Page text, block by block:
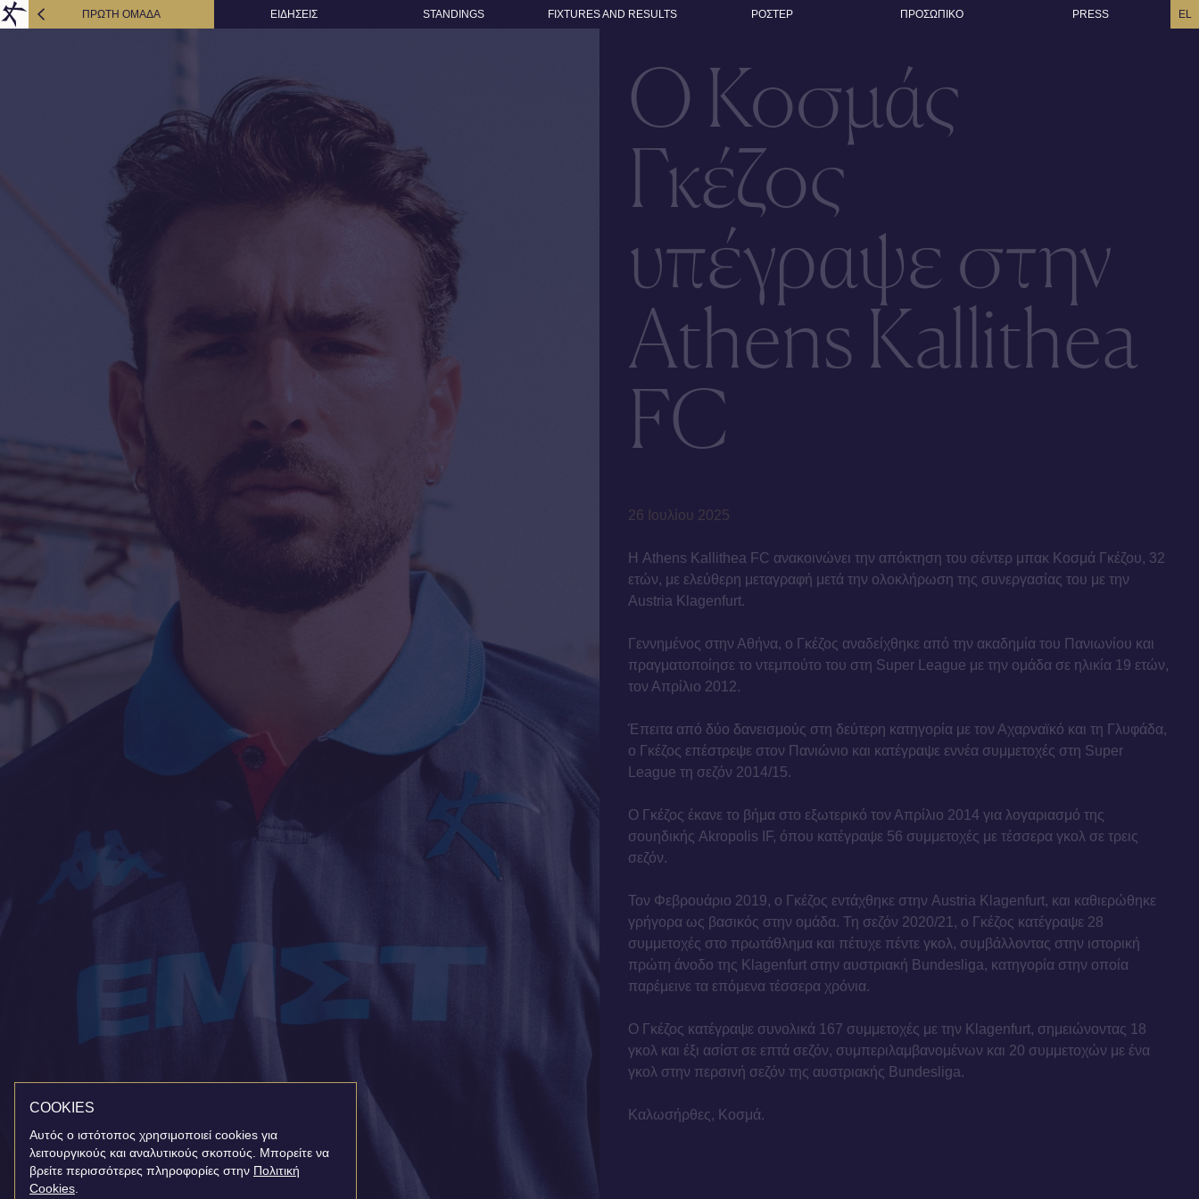
ΠΡΩΤΗ ΟΜΑΔΑ ΕΙΔΗΣΕΙΣ STANDINGS FIXTURES AND RESULTS ΡΟΣΤΕΡ ΠΡΟΣΩΠΙΚO PRESS EL
Ο Κοσμάς
Γκέζος
υπέγραψε στην
Athens Kallithea
FC
26 Ιουλίου 2025
Η Athens Kallithea FC ανακοινώνει την απόκτηση του σέντερ μπακ Κοσμά Γκέζου, 32
ετών, με ελεύθερη μεταγραφή μετά την ολοκλήρωση της συνεργασίας του με την
Austria Klagenfurt.
Γεννημένος στην Αθήνα, ο Γκέζος αναδείχθηκε από την ακαδημία του Πανιωνίου και
πραγματοποίησε το ντεμπούτο του στη Super League με την ομάδα σε ηλικία 19 ετών,
τον Απρίλιο 2012.
Έπειτα από δύο δανεισμούς στη δεύτερη κατηγορία με τον Αχαρναϊκό και τη Γλυφάδα,
ο Γκέζος επέστρεψε στον Πανιώνιο και κατέγραψε εννέα συμμετοχές στη Super
League τη σεζόν 2014/15.
Ο Γκέζος έκανε το βήμα στο εξωτερικό τον Απρίλιο 2014 για λογαριασμό της
σουηδικής Akropolis IF, όπου κατέγραψε 56 συμμετοχές με τέσσερα γκολ σε τρεις
σεζόν.
Τον Φεβρουάριο 2019, ο Γκέζος εντάχθηκε στην Austria Klagenfurt, και καθιερώθηκε
γρήγορα ως βασικός στην ομάδα. Τη σεζόν 2020/21, ο Γκέζος κατέγραψε 28
συμμετοχές στο πρωτάθλημα και πέτυχε πέντε γκολ, συμβάλλοντας στην ιστορική
πρώτη άνοδο της Klagenfurt στην αυστριακή Bundesliga, κατηγορία στην οποία
παρέμεινε τα επόμενα τέσσερα χρόνια.
Ο Γκέζος κατέγραψε συνολικά 167 συμμετοχές με την Klagenfurt, σημειώνοντας 18
γκολ και έξι ασίστ σε επτά σεζόν, συμπεριλαμβανομένων και 20 συμμετοχών με ένα
γκολ στην περσινή σεζόν της αυστριακής Bundesliga.
Καλωσήρθες, Κοσμά.
COOKIES
Αυτός ο ιστότοπος χρησιμοποιεί cookies για
λειτουργικούς και αναλυτικούς σκοπούς. Μπορείτε να
βρείτε περισσότερες πληροφορίες στην Πολιτική
Cookies